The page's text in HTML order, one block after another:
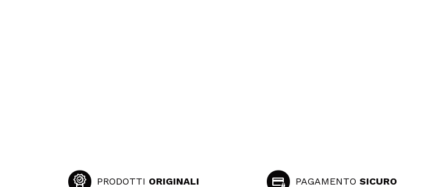
PRODOTTI ORIGINALI PAGAMENTO SICURO